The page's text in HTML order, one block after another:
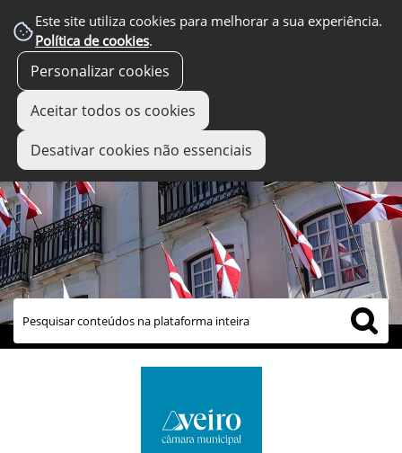
Este site utiliza cookies para melhorar a sua experiência.
Política de cookies.
Personalizar cookies
Aceitar todos os cookies
Desativar cookies não essenciais
links úteis